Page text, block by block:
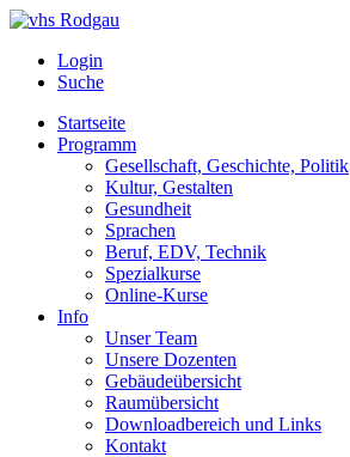
Login
Suche
Startseite
Programm
Gesellschaft, Geschichte, Politik
Kultur, Gestalten
Gesundheit
Sprachen
Beruf, EDV, Technik
Spezialkurse
Online-Kurse
Info
Unser Team
Unsere Dozenten
Gebäudeübersicht
Raumübersicht
Downloadbereich und Links
Kontakt